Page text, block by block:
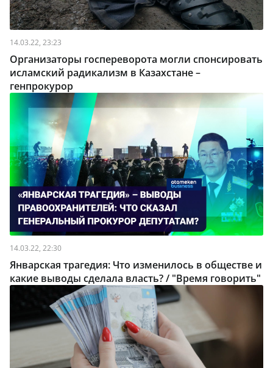
14.03.22, 23:23
Организаторы госпереворота могли спонсировать
исламский радикализм в Казахстане –
генпрокурор
14.03.22, 22:30
Январская трагедия: Что изменилось в обществе и
какие выводы сделала власть? / "Время говорить"